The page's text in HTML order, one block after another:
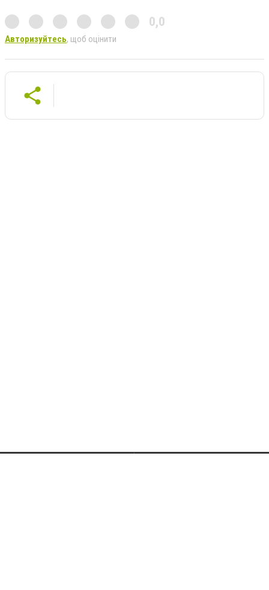
0,0
Авторизуйтесь, щоб оцінити